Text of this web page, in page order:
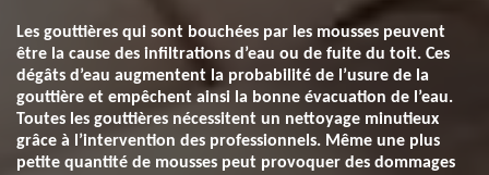
Les gouttières qui sont bouchées par les mousses peuvent
être la cause des infiltrations d’eau ou de fuite du toit. Ces
dégâts d’eau augmentent la probabilité de l’usure de la
gouttière et empêchent ainsi la bonne évacuation de l’eau.
Toutes les gouttières nécessitent un nettoyage minutieux
grâce à l’intervention des professionnels. Même une plus
petite quantité de mousses peut provoquer des dommages